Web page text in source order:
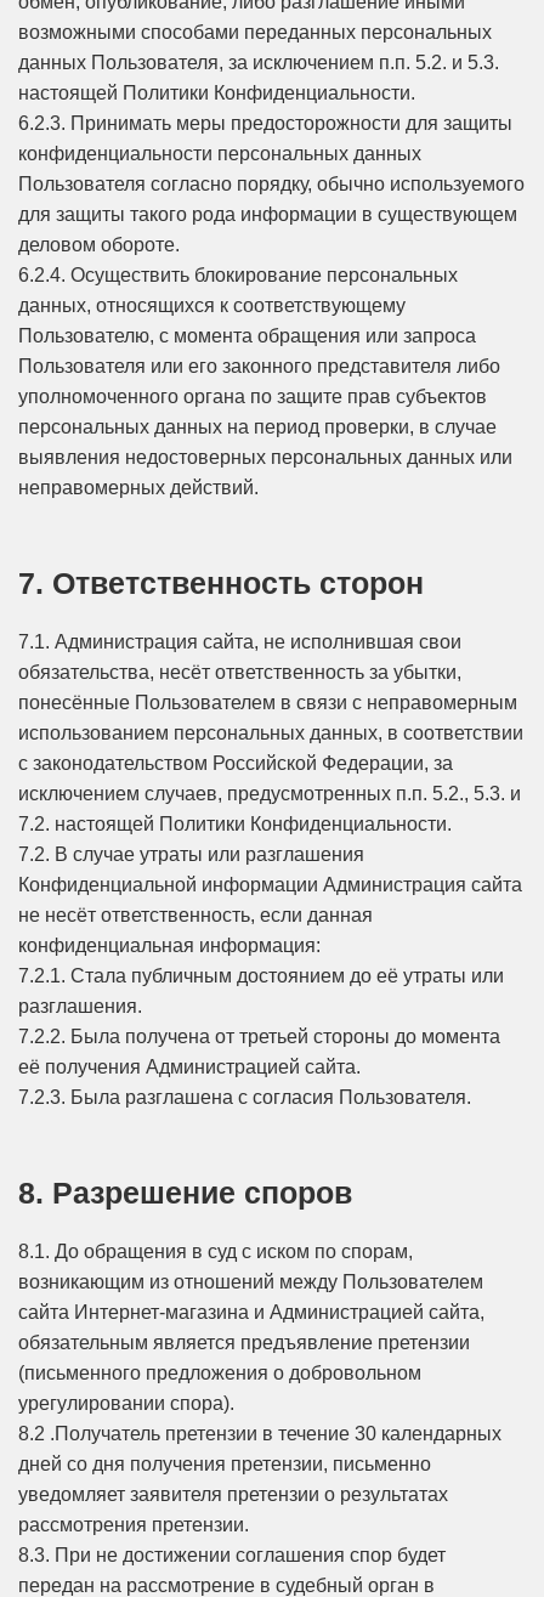
возможными способами переданных персональных
данных Пользователя, за исключением п.п. 5.2. и 5.3.
настоящей Политики Конфиденциальности.
6.2.3. Принимать меры предосторожности для защиты
конфиденциальности персональных данных
Пользователя согласно порядку, обычно используемого
для защиты такого рода информации в существующем
деловом обороте.
6.2.4. Осуществить блокирование персональных
данных, относящихся к соответствующему
Пользователю, с момента обращения или запроса
Пользователя или его законного представителя либо
уполномоченного органа по защите прав субъектов
персональных данных на период проверки, в случае
выявления недостоверных персональных данных или
неправомерных действий.
7. Ответственность сторон
7.1. Администрация сайта, не исполнившая свои
обязательства, несёт ответственность за убытки,
понесённые Пользователем в связи с неправомерным
использованием персональных данных, в соответствии
с законодательством Российской Федерации, за
исключением случаев, предусмотренных п.п. 5.2., 5.3. и
7.2. настоящей Политики Конфиденциальности.
7.2. В случае утраты или разглашения
Конфиденциальной информации Администрация сайта
не несёт ответственность, если данная
конфиденциальная информация:
7.2.1. Стала публичным достоянием до её утраты или
разглашения.
7.2.2. Была получена от третьей стороны до момента
её получения Администрацией сайта.
7.2.3. Была разглашена с согласия Пользователя.
8. Разрешение споров
8.1. До обращения в суд с иском по спорам,
возникающим из отношений между Пользователем
сайта Интернет-магазина и Администрацией сайта,
обязательным является предъявление претензии
(письменного предложения о добровольном
урегулировании спора).
8.2 .Получатель претензии в течение 30 календарных
дней со дня получения претензии, письменно
уведомляет заявителя претензии о результатах
рассмотрения претензии.
8.3. При не достижении соглашения спор будет
передан на рассмотрение в судебный орган в